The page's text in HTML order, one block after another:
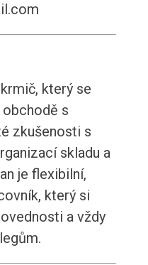
který se
s
zkušenosti s
skladu a
je flexibilní,
který si
a vždy